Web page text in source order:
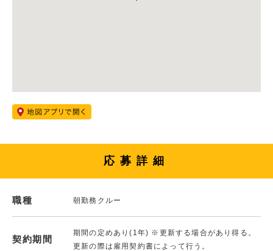
応募詳細
職種 朝勤務クルー
契約期間
期間の定めあり(1年) ※更新する場合があり得る。
更新の際は雇用契約書によって行う。